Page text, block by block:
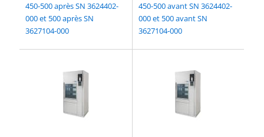
450-500 après SN 3624402-
000 et 500 après SN
3627104-000
450-500 avant SN 3624402-
000 et 500 avant SN
3627104-000